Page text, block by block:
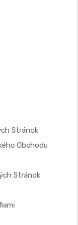
Stránok
Obchodu
Stránok